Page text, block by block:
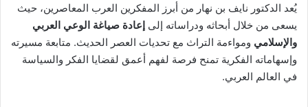
يُعد الدكتور نايف بن نهار من أبرز المفكرين العرب المعاصرين، حيث
يسعى من خلال أبحاثه ودراساته إلى إعادة صياغة الوعي العربي
والإسلامي ومواءمة التراث مع تحديات العصر الحديث. متابعة مسيرته
وإسهاماته الفكرية تمنح فرصة لفهم أعمق لقضايا الفكر والسياسة
في العالم العربي.